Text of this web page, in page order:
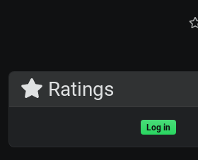
Ratings
Log in